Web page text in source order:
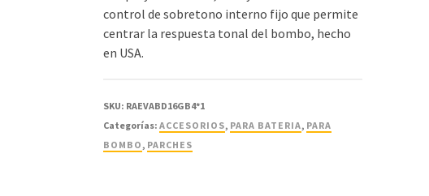
control de sobretono interno fijo que permite
centrar la respuesta tonal del bombo, hecho
en USA.
SKU: RAEVABD16GB4*1
Categorías: ACCESORIOS, PARA BATERIA, PARA
BOMBO, PARCHES